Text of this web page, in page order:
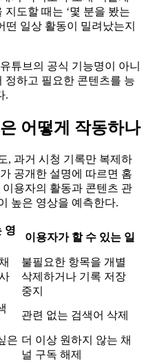
도할 때는 ‘몇 분을 봤는
떤 일상 활동이 밀려났는지
튜브의 공식 기능명이 아니
정하고 필요한 콘텐츠를 능
.
어떻게 작동하나
, 과거 시청 기록만 복제하
공개한 설명에 따르면 홈
용자의 활동과 콘텐츠 관
높은 영상을 예측한다.
영
이용자가 할 수 있는 일
불필요한 항목을 개별
삭제하거나 기록 저장
중지
관련 없는 검색어 삭제
은 더 이상 원하지 않는 채
널 구독 해제